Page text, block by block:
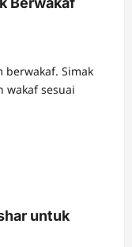
berwakaf. Simak
wakaf sesuai
untuk